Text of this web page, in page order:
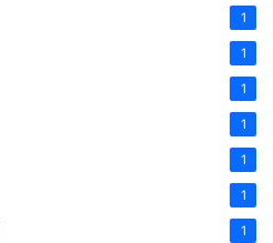
1
1
1
1
1
1
1